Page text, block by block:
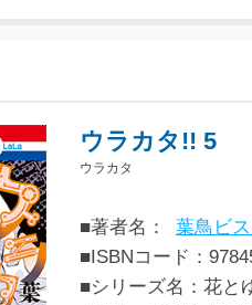
ウラカタ!! 5
ウラカタ
■著者名：
葉鳥ビ
■ISBNコード：
■シリーズ名：花と